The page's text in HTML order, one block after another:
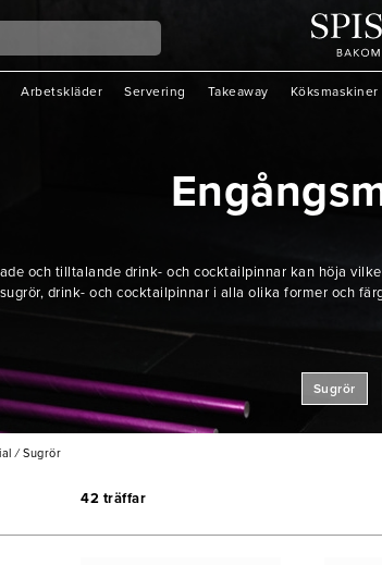
Arbetskläder Servering Takeaway Köksmaskiner
och tilltalande drink- och cocktailpinnar kan höja
drink- och cocktailpinnar i alla olika former och
Sugrör
/ Sugrör
42 träffar